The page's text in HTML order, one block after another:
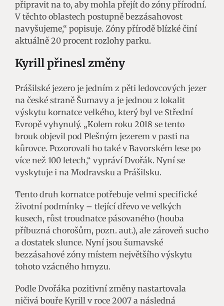
připravit na to, aby mohla přejít do zóny přírodní.
V těchto oblastech postupně bezzásahovost
navyšujeme,“ popisuje. Zóny přírodě blízké činí
aktuálně 20 procent rozlohy parku.
Kyrill přinesl změny
Prášilské jezero je jedním z pěti ledovcových jezer
na české straně Šumavy a je jednou z lokalit
výskytu kornatce velkého, který byl ve Střední
Evropě vyhynulý. „Kolem roku 2018 se tento
brouk objevil pod Plešným jezerem v pasti na
kůrovce. Pozorovali ho také v Bavorském lese po
více než 100 letech,“ vypráví Dvořák. Nyní se
vyskytuje i na Modravsku a Prášilsku.
Tento druh kornatce potřebuje velmi specifické
životní podmínky – tlející dřevo ve velkých
kusech, růst troudnatce pásovaného (houba
příbuzná chorošům, pozn. aut.), ale zároveň sucho
a dostatek slunce. Nyní jsou šumavské
bezzásahové zóny místem největšího výskytu
tohoto vzácného hmyzu.
Podle Dvořáka pozitivní změny nastartovala
ničivá bouře Kyrill v roce 2007 a následná